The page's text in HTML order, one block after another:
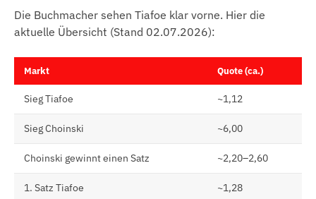
Die Buchmacher sehen Tiafoe klar vorne. Hier die
aktuelle Übersicht (Stand 02.07.2026):
Markt Quote (ca.)
Sieg Tiafoe ~1,12
Sieg Choinski ~6,00
Choinski gewinnt einen Satz ~2,20–2,60
1. Satz Tiafoe ~1,28